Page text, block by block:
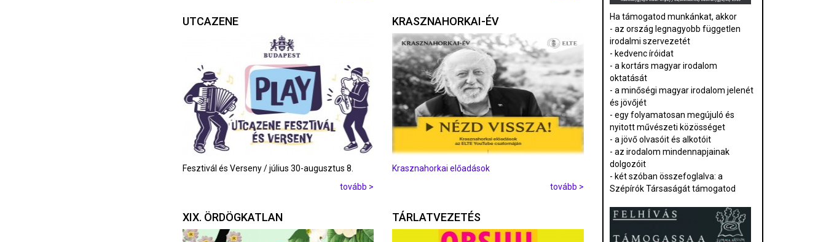
UTCAZENE
Fesztivál és Verseny / július 30-augusztus 8.
tovább >
XIX. ÖRDÖGKATLAN
KRASZNAHORKAI-ÉV
Krasznahorkai előadások
tovább >
TÁRLATVEZETÉS
Ha támogatod munkánkat, akkor
- az ország legnagyobb független
irodalmi szervezetét
- kedvenc íróidat
- a kortárs magyar irodalom
oktatását
- a minőségi magyar irodalom jelenét
és jövőjét
- egy folyamatosan megújuló és
nyitott művészeti közösséget
- a jövő olvasóit és alkotóit
- az irodalom mindennapjainak
dolgozóit
- két szóban összefoglalva: a
Szépírók Társaságát támogatod